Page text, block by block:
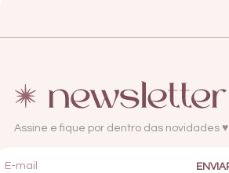
Assine e fique por dentro das novidades ♥